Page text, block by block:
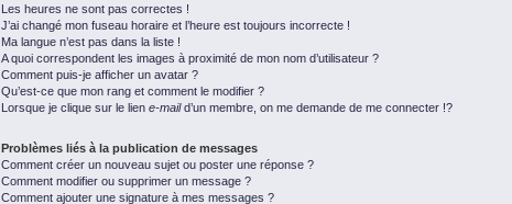
Les heures ne sont pas correctes !
J’ai changé mon fuseau horaire et l’heure est toujours incorrecte !
Ma langue n’est pas dans la liste !
A quoi correspondent les images à proximité de mon nom d’utilisateur ?
Comment puis-je afficher un avatar ?
Qu’est-ce que mon rang et comment le modifier ?
Lorsque je clique sur le lien e-maild’un membre, on me demande de me connecter !?
Problèmes liés à la publication de messages
Comment créer un nouveau sujet ou poster une réponse ?
Comment modifier ou supprimer un message ?
Comment ajouter une signature à mes messages ?